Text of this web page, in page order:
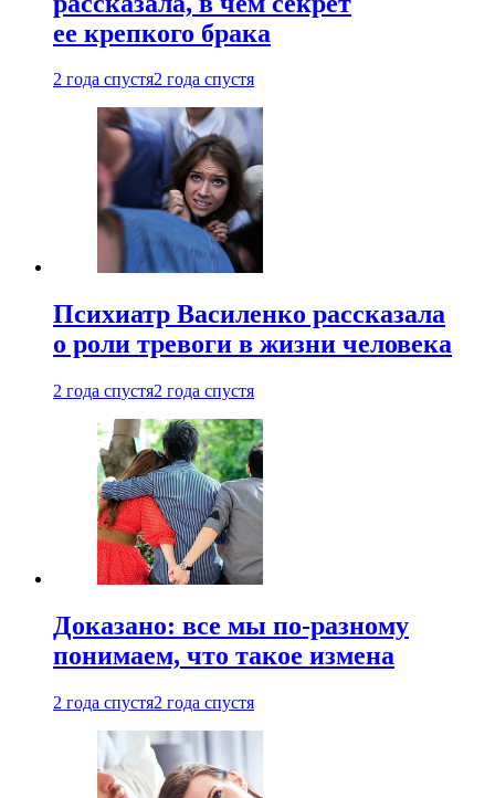
ее крепкого брака
2 года спустя2 года спустя
Психиатр Василенко рассказала
о роли тревоги в жизни человека
2 года спустя2 года спустя
Доказано: все мы по-разному
понимаем, что такое измена
2 года спустя2 года спустя